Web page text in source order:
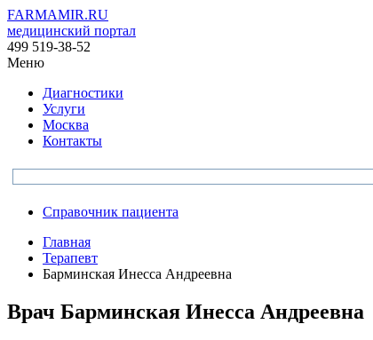
FARMAMIR.RU
медицинский портал
499 519-38-52
Меню
Диагностики
Услуги
Москва
Контакты
Справочник пациента
Главная
Терапевт
Барминская Инесса Андреевна
Врач Барминская Инесса Андреевна